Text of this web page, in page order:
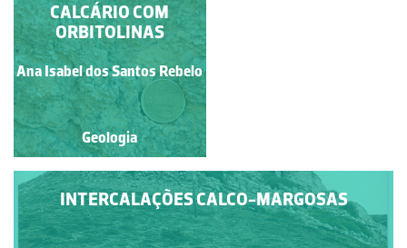
SÉRIE CARBONATADA
(CALCÁRIOS,
CALCÁRIOS
MARGOSOS E
MARGAS)
Miguel Sousa
Geologia
INTERCALAÇÕES CALCO-MARGOSAS
CALCÁRIO COM
ORBITOLINAS
Ana Isabel dos Santos Rebelo
Geologia